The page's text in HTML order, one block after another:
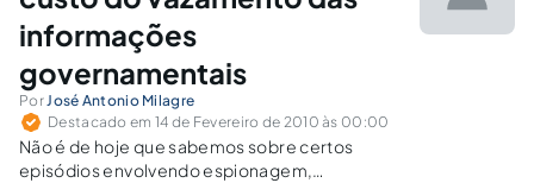
informações
governamentais
PorJosé Antonio Milagre
Destacado em 14 de Fevereiro de 2010 às 00:00
Não é de hoje que sabemos sobre certos
episódios envolvendo espionagem,